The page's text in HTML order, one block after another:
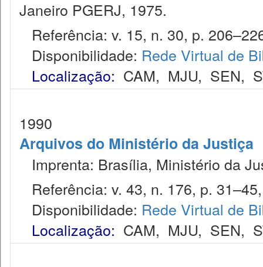
Janeiro PGERJ, 1975.
Referência: v. 15, n. 30, p.
Disponibilidade: Rede Virtual de
Localização: CAM, MJU, SEN,
1990
Arquivos do Ministério da Justiça
Imprenta: Brasília, Ministério da
Referência: v. 43, n. 176, p.
Disponibilidade: Rede Virtual de
Localização: CAM, MJU, SEN,